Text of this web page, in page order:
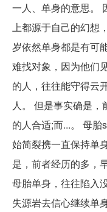
一人、单身的意思。
上都源于自己的幻想
岁依然单身都是有可
难找对象，因为他们
的人，往往能守得云
人。 但是事实确是
的人合适;而...。 母
始简裂携一直保持单
是，前者经历的多，
母胎单身，往往陷入
失源岩去信心继续单